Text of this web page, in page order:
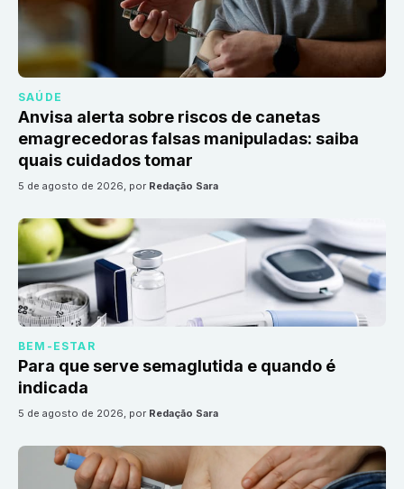
SAÚDE
Anvisa alerta sobre riscos de canetas
emagrecedoras falsas manipuladas: saiba
quais cuidados tomar
5 de agosto de 2026, por Redação Sara
BEM-ESTAR
Para que serve semaglutida e quando é
indicada
5 de agosto de 2026, por Redação Sara